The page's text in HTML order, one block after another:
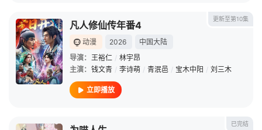
更新至第10集
凡人修仙传年番4
动漫 2026
中国大陆
导演： 王裕仁 / 林宇昂
主演： 钱文青 / 李诗萌 / 青泯邑 / 宝木中阳 / 刘三木
立即播放
已完结